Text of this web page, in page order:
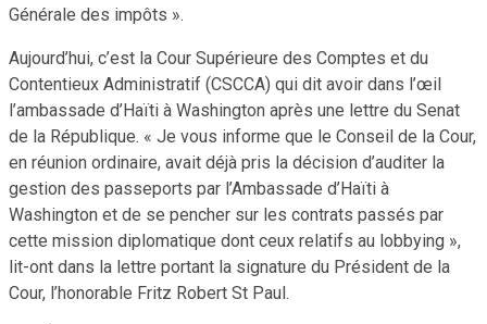
Générale des impôts ».
Aujourd’hui, c’est la Cour Supérieure des Comptes et du
Contentieux Administratif (CSCCA) qui dit avoir dans l’œil
l’ambassade d’Haïti à Washington après une lettre du Senat
de la République. « Je vous informe que le Conseil de la Cour,
en réunion ordinaire, avait déjà pris la décision d’auditer la
gestion des passeports par l’Ambassade d’Haïti à
Washington et de se pencher sur les contrats passés par
cette mission diplomatique dont ceux relatifs au lobbying »,
lit-ont dans la lettre portant la signature du Président de la
Cour, l’honorable Fritz Robert St Paul.